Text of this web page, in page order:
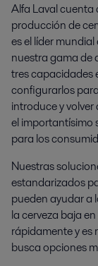
Alfa Laval cuenta
producción de
es el líder
nuestra gama de
tres capacidades
configurarlos
introduce y
el importantísimo
para los
Nuestras
estandarizados
pueden ayudar a
la cerveza baja
rápidamente y es
busca opciones